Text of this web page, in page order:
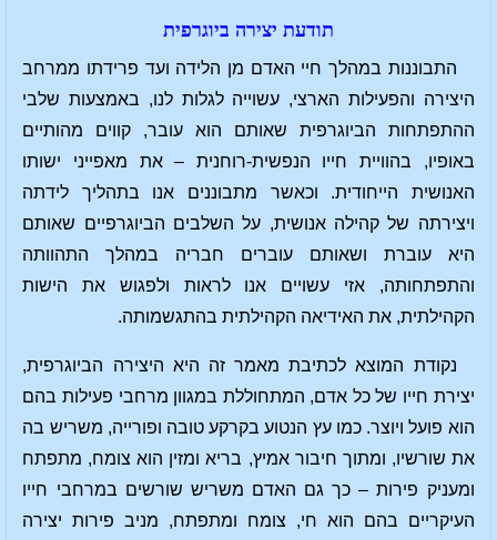
תודעת יצירה ביוגרפית
התבוננות במהלך חיי האדם מן הלידה ועד פרידתו ממרחב
היצירה והפעילות הארצי, עשוייה לגלות לנו, באמצעות שלבי
ההתפתחות הביוגרפית שאותם הוא עובר, קווים מהותיים
באופיו, בהוויית חייו הנפשית-רוחנית – את מאפייני ישותו
האנושית הייחודית. וכאשר מתבוננים אנו בתהליך לידתה
ויצירתה של קהילה אנושית, על השלבים הביוגרפיים שאותם
היא עוברת ושאותם עוברים חבריה במהלך התהוותה
והתפתחותה, אזי עשויים אנו לראות ולפגוש את הישות
הקהילתית, את האידיאה הקהילתית בהתגשמותה.
נקודת המוצא לכתיבת מאמר זה היא היצירה הביוגרפית,
יצירת חייו של כל אדם, המתחוללת במגוון מרחבי פעילות בהם
הוא פועל ויוצר. כמו עץ הנטוע בקרקע טובה ופורייה, משריש בה
את שורשיו, ומתוך חיבור אמיץ, בריא ומזין הוא צומח, מתפתח
ומעניק פירות – כך גם האדם משריש שורשים במרחבי חייו
העיקריים בהם הוא חי, צומח ומתפתח, מניב פירות יצירה